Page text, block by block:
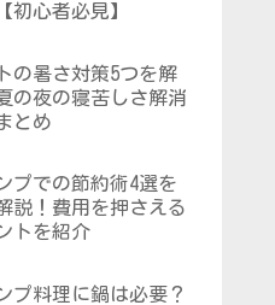
初心者必見】
の暑さ対策5つを解
の夜の寝苦しさ解消
とめ
プでの節約術4選を
説！費用を押さえる
トを紹介
プ料理に鍋は必要？